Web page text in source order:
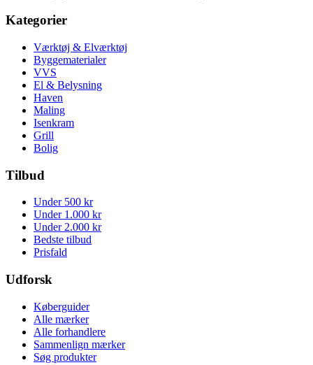
Kategorier
Værktøj & Elværktøj
Byggematerialer
VVS
El & Belysning
Haven
Maling
Isenkram
Grill
Bolig
Tilbud
Under 500 kr
Under 1.000 kr
Under 2.000 kr
Bedste tilbud
Prisfald
Udforsk
Køberguider
Alle mærker
Alle forhandlere
Sammenlign mærker
Søg produkter